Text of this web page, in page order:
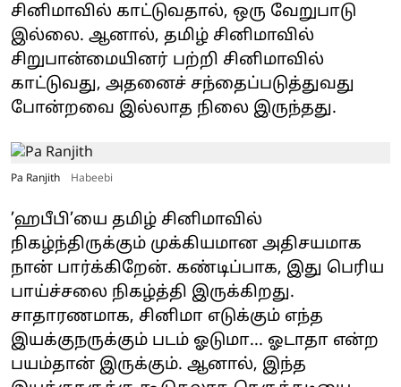
சினிமாவில் காட்டுவதால், ஒரு வேறுபாடு
இல்லை. ஆனால், தமிழ் சினிமாவில்
சிறுபான்மையினர் பற்றி சினிமாவில்
காட்டுவது, அதனைச் சந்தைப்படுத்துவது
போன்றவை இல்லாத நிலை இருந்தது.
Pa Ranjith Habeebi
’ஹபீபி’யை தமிழ் சினிமாவில்
நிகழ்ந்திருக்கும் முக்கியமான அதிசயமாக
நான் பார்க்கிறேன். கண்டிப்பாக, இது பெரிய
பாய்ச்சலை நிகழ்த்தி இருக்கிறது.
சாதாரணமாக, சினிமா எடுக்கும் எந்த
இயக்குநருக்கும் படம் ஓடுமா... ஓடாதா என்ற
பயம்தான் இருக்கும். ஆனால், இந்த